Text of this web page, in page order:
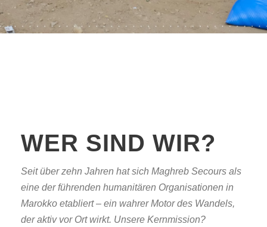
WER SIND WIR?
Seit über zehn Jahren hat sich Maghreb Secours als
eine der führenden humanitären Organisationen in
Marokko etabliert – ein wahrer Motor des Wandels,
der aktiv vor Ort wirkt. Unsere Kernmission?